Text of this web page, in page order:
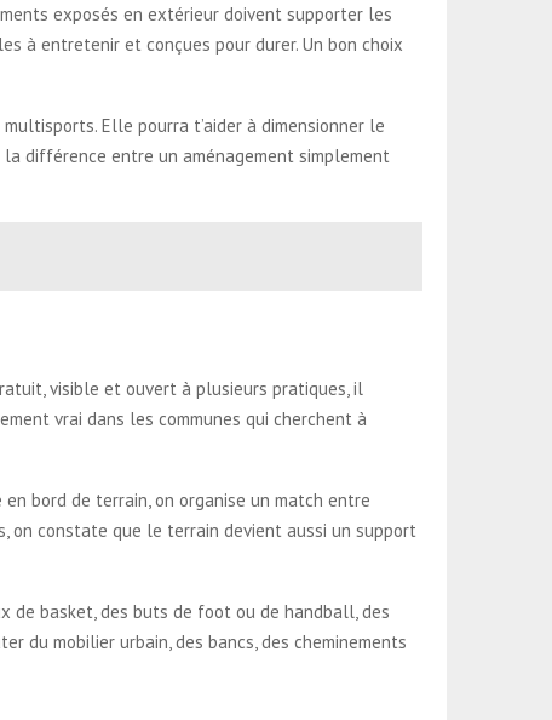
exposés en extérieur doivent supporter les
à entretenir et conçues pour durer. Un bon choix
Elle pourra t’aider à dimensionner le
différence entre un aménagement simplement
visible et ouvert à plusieurs pratiques, il
vrai dans les communes qui cherchent à
bord de terrain, on organise un match entre
on constate que le terrain devient aussi un support
de basket, des buts de foot ou de handball, des
du mobilier urbain, des bancs, des cheminements